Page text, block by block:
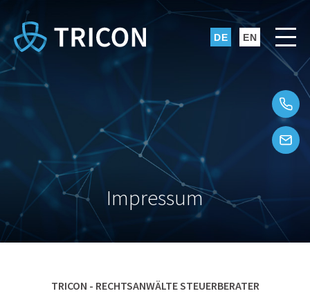
Impressum
TRICON - RECHTSANWÄLTE STEUERBERATER